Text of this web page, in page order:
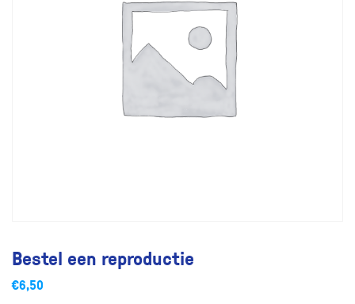
Bestel een reproductie
€6,50